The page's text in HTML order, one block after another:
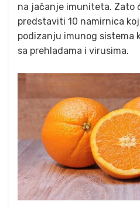
na jačanje imuniteta. Zato
predstaviti 10 namirnica
podizanju imunog sistema
sa prehladama i virusima.